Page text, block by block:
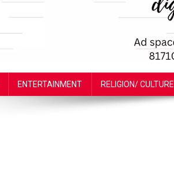
ENTERTAINMENT RELIGION/ CULTURE